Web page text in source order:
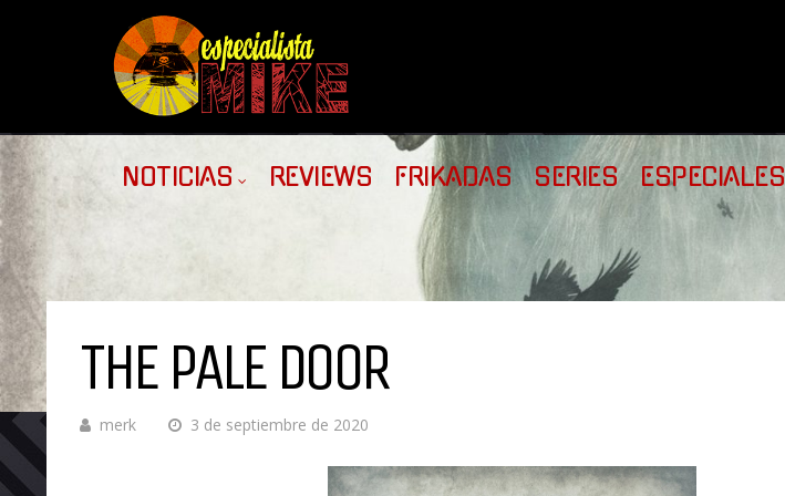
NOTICIAS REVIEWS FRIKADAS SERIES ESPECIALES
THE PALE DOOR
merk 3 de septiembre de 2020